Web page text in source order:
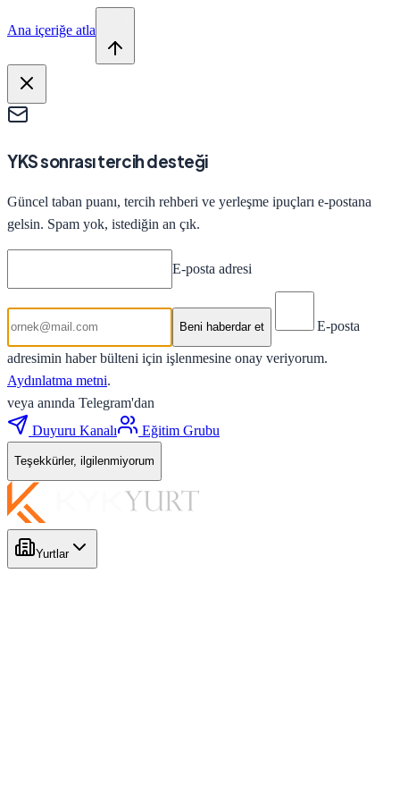
Ana içeriğe atla
YKS sonrası tercih desteği
Güncel taban puanı, tercih rehberi ve yerleşme ipuçları e-postana
gelsin. Spam yok, istediğin an çık.
E-posta adresi
Beni haberdar et E-posta
adresimin haber bülteni için işlenmesine onay veriyorum.
Aydınlatma metni.
veya anında Telegram'dan
Duyuru Kanalı
Eğitim Grubu
Teşekkürler, ilgilenmiyorum
Yurtlar